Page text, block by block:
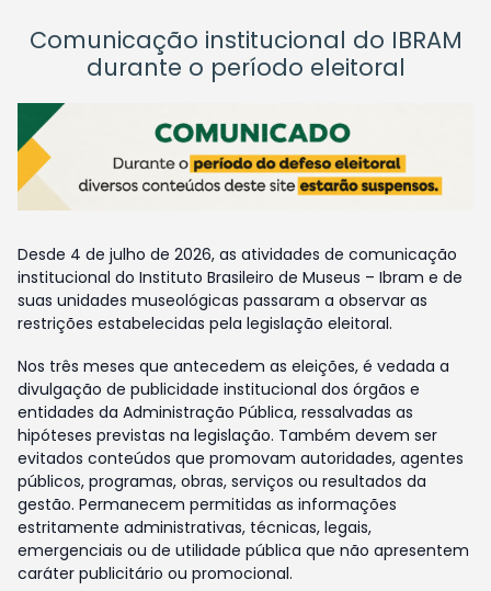
Comunicação institucional do IBRAM
durante o período eleitoral
Desde 4 de julho de 2026, as atividades de comunicação
institucional do Instituto Brasileiro de Museus – Ibram e de
suas unidades museológicas passaram a observar as
restrições estabelecidas pela legislação eleitoral.
Nos três meses que antecedem as eleições, é vedada a
divulgação de publicidade institucional dos órgãos e
entidades da Administração Pública, ressalvadas as
hipóteses previstas na legislação. Também devem ser
evitados conteúdos que promovam autoridades, agentes
públicos, programas, obras, serviços ou resultados da
gestão. Permanecem permitidas as informações
estritamente administrativas, técnicas, legais,
emergenciais ou de utilidade pública que não apresentem
caráter publicitário ou promocional.